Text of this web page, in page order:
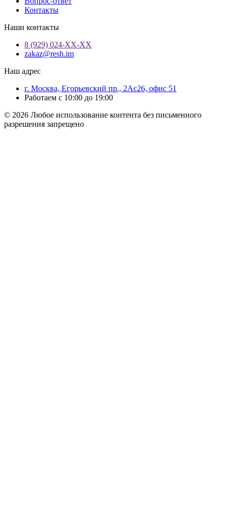
Контакты
Наши контакты
8 (929) 024-ХХ-ХХ
zakaz@resh.im
Наш адрес
г. Москва, Егорьевский пр., 2Ас26, офис 51
Работаем с 10:00 до 19:00
© 2026 Любое использование контента без письменного
разрешения запрещено